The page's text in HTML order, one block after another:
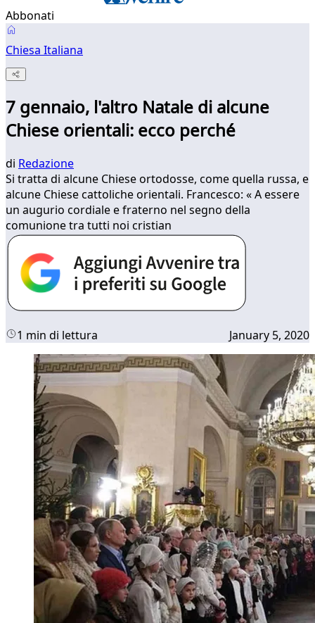
Abbonati
Chiesa Italiana
7 gennaio, l'altro Natale di alcune
Chiese orientali: ecco perché
di Redazione
Si tratta di alcune Chiese ortodosse, come quella russa, e
alcune Chiese cattoliche orientali. Francesco: « A essere
un augurio cordiale e fraterno nel segno della
comunione tra tutti noi cristian
1 min di lettura January 5, 2020